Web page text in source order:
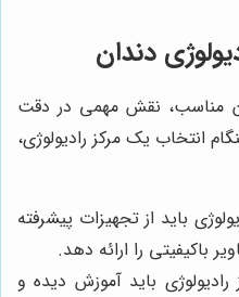
دندان
مناسب، نقش مهمی در دقت
انتخاب یک مرکز رادیولوژی،
باید از تجهیزات پیشرفته
باکیفیتی را ارائه دهد.
رادیولوژی باید آموزش دیده و